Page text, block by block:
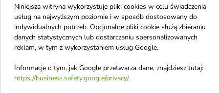

favorite_border favorite_border
Niniejsza witryna wykorzystuje pliki cookies w celu świadczenia
usług na najwyższym poziomie i w sposób dostosowany do
indywidualnych potrzeb. Opcjonalne pliki cookie służą zbieraniu
danych statystycznych lub dostarczaniu spersonalizowanych
reklam, w tym z wykorzystaniem usług Google.
Informacje o tym, jak Google przetwarza dane, znajdziesz tutaj:
https://business.safety.google/privacy/.